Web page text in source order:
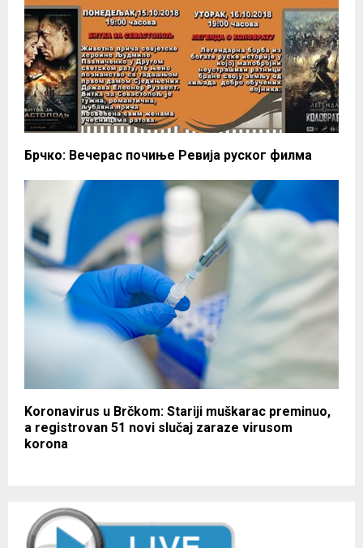
Брчко: Вечерас почиње Ревија руског филма
Koronavirus u Brčkom: Stariji muškarac preminuo,
a registrovan 51 novi slučaj zaraze virusom
korona